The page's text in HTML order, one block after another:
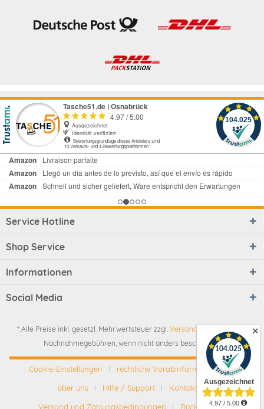
✕
Service Hotline
Shop Service
Informationen
Social Media
* Alle Preise inkl. gesetzl. Mehrwertsteuer zzgl. Versandkosten
Nachnahmegebühren, wenn nicht anders beschrieben
Cookie-Einstellungen
rechtliche Vorabinformationen
über uns
Hilfe / Support
Kontakt
Versand und Zahlungsbedingungen
Rückgabe